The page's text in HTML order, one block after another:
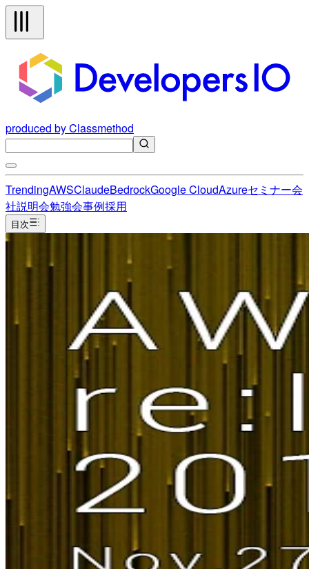
produced by Classmethod
TrendingAWSClaudeBedrockGoogle CloudAzureセミナー会
社説明会勉強会事例採用
目次